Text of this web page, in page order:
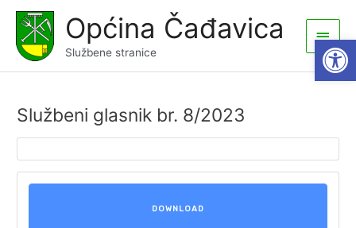
content
Općina Čađavica
Službene stranice
Main
Menu
Službeni glasnik br. 8/2023
DOWNLOAD